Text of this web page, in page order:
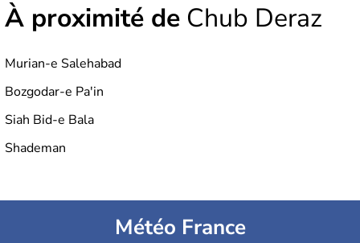
À proximité de Chub Deraz
Murian-e Salehabad
Bozgodar-e Pa'in
Siah Bid-e Bala
Shademan
Météo France